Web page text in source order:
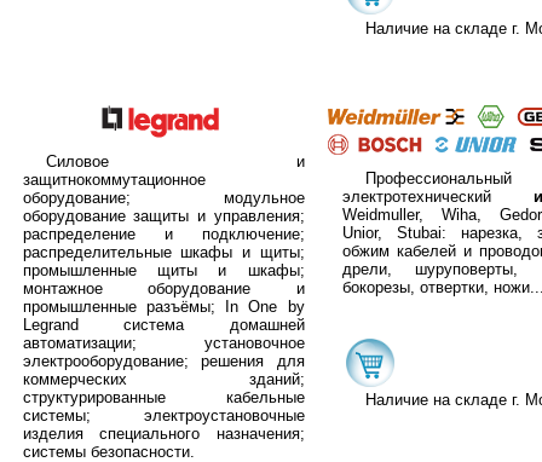
Наличие на складе г.
Силовое и
защитнокоммутационное
оборудование; модульное
оборудование защиты и управления;
распределение и подключение;
распределительные шкафы и щиты;
промышленные щиты и шкафы;
монтажное оборудование и
промышленные разъёмы; In One by
Legrand система домашней
автоматизации; установочное
электрооборудование; решения для
коммерческих зданий;
структурированные кабельные
системы; электроустановочные
изделия специального назначения;
системы безопасности.
Профессиональный
электротехнический
Weidmuller, Wiha,
Unior, Stubai: нарезка,
обжим кабелей и
дрели, шуруповерты,
бокорезы, отвертки,
Наличие на складе г.